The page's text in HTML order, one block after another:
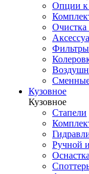
Опции к
Очистка
Кузовное
Кузовное
Стапели
Ручной